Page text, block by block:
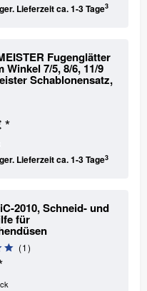
Lieferzeit ca. 1-3 Tage3
Fugenglätter
Winkel 7/5, 8/6, 11/9
Schablonensatz,
*
Lieferzeit ca. 1-3 Tage3
2010, Schneid- und
für
(1)